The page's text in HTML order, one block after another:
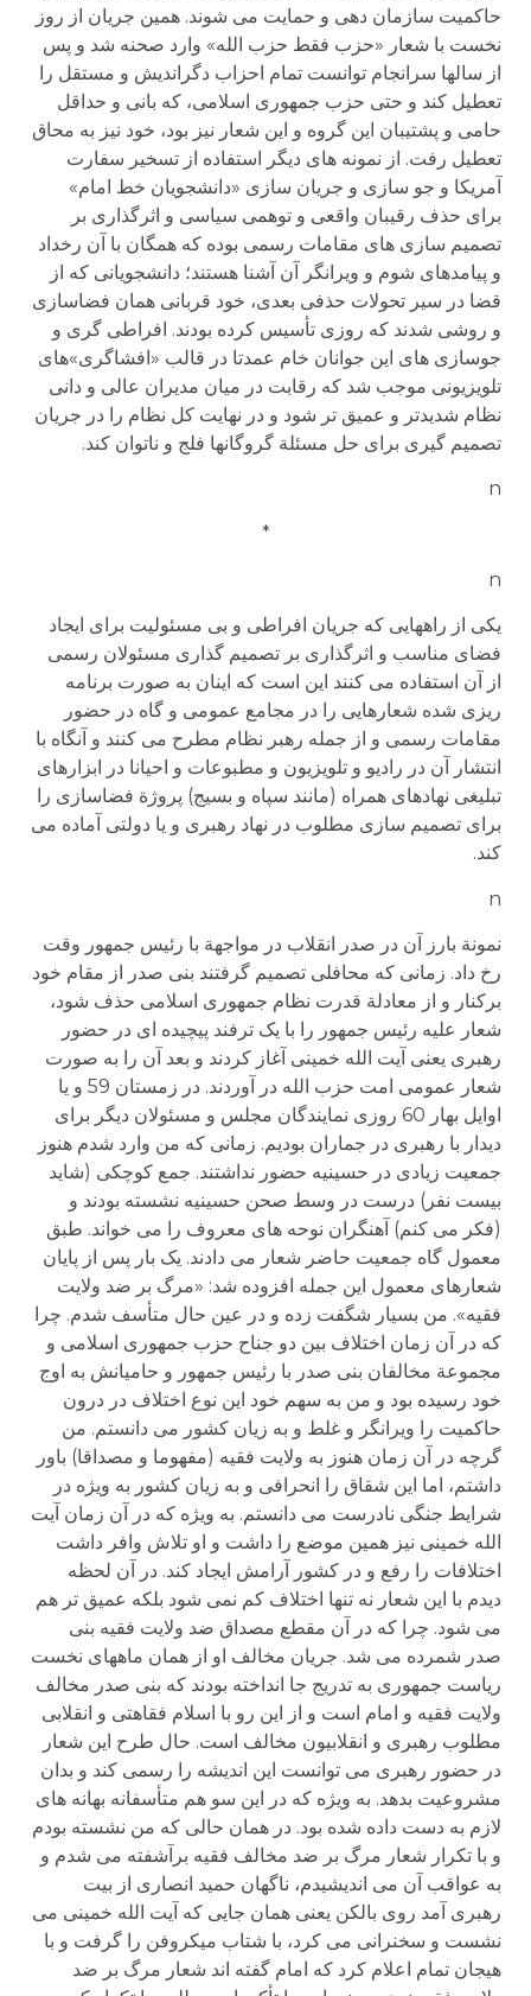
حاکمیت سازمان دهی و حمایت می شوند. همین جریان از روز
نخست با شعار «حزب فقط حزب الله» وارد صحنه شد و پس
از سالها سرانجام توانست تمام احزاب دگراندیش و مستقل را
تعطیل کند و حتی حزب جمهوری اسلامی، که بانی و حداقل
حامی و پشتیبان این گروه و این شعار نیز بود، خود نیز به محاق
تعطیل رفت. از نمونه های دیگر استفاده از تسخیر سفارت
آمریکا و جو سازی و جریان سازی «دانشجویان خط امام»
برای حذف رقیبان واقعی و توهمی سیاسی و اثرگذاری بر
تصمیم سازی های مقامات رسمی بوده که همگان با آن رخداد
و پیامدهای شوم و ویرانگر آن آشنا هستند؛ دانشجویانی که از
قضا در سیر تحولات حذفی بعدی، خود قربانی همان فضاسازی
و روشی شدند که روزی تأسیس کرده بودند. افراطی گری و
جوسازی های این جوانان خام عمدتا در قالب «افشاگری»های
تلویزیونی موجب شد که رقابت در میان مدیران عالی و دانی
نظام شدیدتر و عمیق تر شود و در نهایت کل نظام را در جریان
تصمیم گیری برای حل مسئلة گروگانها فلج و ناتوان کند.
n
*
n
یکی از راههایی که جریان افراطی و بی مسئولیت برای ایجاد
فضای مناسب و اثرگذاری بر تصمیم گذاری مسئولان رسمی
از آن استفاده می کنند این است که اینان به صورت برنامه
ریزی شده شعارهایی را در مجامع عمومی و گاه در حضور
مقامات رسمی و از جمله رهبر نظام مطرح می کنند و آنگاه با
انتشار آن در رادیو و تلویزیون و مطبوعات و احیانا در ابزارهای
تبلیغی نهادهای همراه (مانند سپاه و بسیج) پروژة فضاسازی را
برای تصمیم سازی مطلوب در نهاد رهبری و یا دولتی آماده می
کند.
n
نمونة بارز آن در صدر انقلاب در مواجهة با رئیس جمهور وقت
رخ داد. زمانی که محافلی تصمیم گرفتند بنی صدر از مقام خود
برکنار و از معادلة قدرت نظام جمهوری اسلامی حذف شود،
شعار علیه رئیس جمهور را با یک ترفند پیچیده ای در حضور
رهبری یعنی آیت الله خمینی آغاز کردند و بعد آن را به صورت
شعار عمومی امت حزب الله در آوردند. در زمستان 59 و یا
اوایل بهار 60 روزی نمایندگان مجلس و مسئولان دیگر برای
دیدار با رهبری در جماران بودیم. زمانی که من وارد شدم هنوز
جمعیت زیادی در حسینیه حضور نداشتند. جمع کوچکی (شاید
بیست نفر) درست در وسط صحن حسینیه نشسته بودند و
(فکر می کنم) آهنگران نوحه های معروف را می خواند. طبق
معمول گاه جمعیت حاضر شعار می دادند. یک بار پس از پایان
شعارهای معمول این جمله افزوده شد: «مرگ بر ضد ولایت
فقیه». من بسیار شگفت زده و در عین حال متأسف شدم. چرا
که در آن زمان اختلاف بین دو جناح حزب جمهوری اسلامی و
مجموعة مخالفان بنی صدر با رئیس جمهور و حامیانش به اوج
خود رسیده بود و من به سهم خود این نوع اختلاف در درون
حاکمیت را ویرانگر و غلط و به زیان کشور می دانستم. من
گرچه در آن زمان هنوز به ولایت فقیه (مفهوما و مصداقا) باور
داشتم، اما این شقاق را انحرافی و به زیان کشور به ویژه در
شرایط جنگی نادرست می دانستم. به ویژه که در آن زمان آیت
الله خمینی نیز همین موضع را داشت و او تلاش وافر داشت
اختلافات را رفع و در کشور آرامش ایجاد کند. در آن لحظه
دیدم با این شعار نه تنها اختلاف کم نمی شود بلکه عمیق تر هم
می شود. چرا که در آن مقطع مصداق ضد ولایت فقیه بنی
صدر شمرده می شد. جریان مخالف او از همان ماههای نخست
ریاست جمهوری به تدریج جا انداخته بودند که بنی صدر مخالف
ولایت فقیه و امام است و از این رو با اسلام فقاهتی و انقلابی
مطلوب رهبری و انقلابیون مخالف است. حال طرح این شعار
در حضور رهبری می توانست این اندیشه را رسمی کند و بدان
مشروعیت بدهد. به ویژه که در این سو هم متأسفانه بهانه های
لازم به دست داده شده بود. در همان حالی که من نشسته بودم
و با تکرار شعار مرگ بر ضد مخالف فقیه برآشفته می شدم و
به عواقب آن می اندیشیدم، ناگهان حمید انصاری از بیت
رهبری آمد روی بالکن یعنی همان جایی که آیت الله خمینی می
نشست و سخنرانی می کرد، با شتاب میکروفن را گرفت و با
هیجان تمام اعلام کرد که امام گفته اند شعار مرگ بر ضد